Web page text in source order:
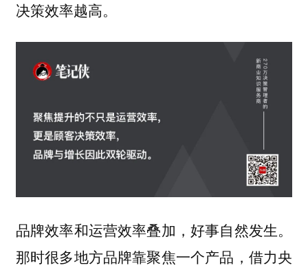
决策效率越高。
品牌效率和运营效率叠加，好事自然发生。
那时很多地方品牌靠聚焦一个产品，借力央